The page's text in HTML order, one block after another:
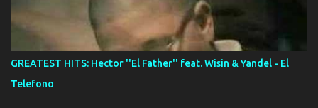
GREATEST HITS: Hector ''El Father'' feat. Wisin & Yandel - El
Telefono